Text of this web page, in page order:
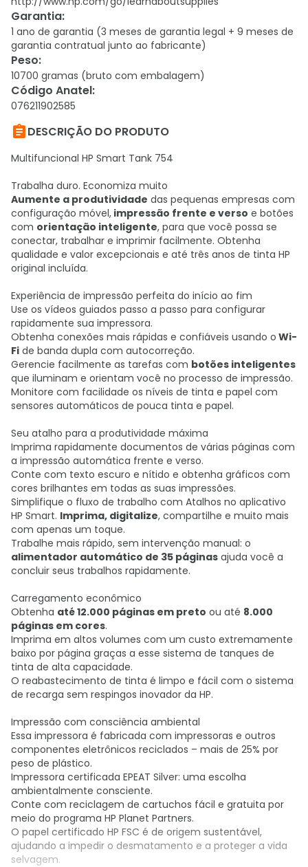
Garantia:
1 ano de garantia (3 meses de garantia legal + 9 meses de
garantia contratual junto ao fabricante)
Peso:
10700 gramas (bruto com embalagem)
Código Anatel:
076211902585
DESCRIÇÃO DO PRODUTO
Multifuncional HP Smart Tank 754
Trabalha duro. Economiza muito
Aumente a produtividade das pequenas empresas com
configuração móvel, impressão frente e verso e botões
com orientação inteligente, para que você possa se
conectar, trabalhar e imprimir facilmente. Obtenha
qualidade e valor excepcionais e até três anos de tinta HP
original incluída.
Experiência de impressão perfeita do início ao fim
Use os vídeos guiados passo a passo para configurar
rapidamente sua impressora.
Obtenha conexões mais rápidas e confiáveis usando o Wi-
Fi de banda dupla com autocorreção.
Gerencie facilmente as tarefas com botões inteligentes
que iluminam e orientam você no processo de impressão.
Monitore com facilidade os níveis de tinta e papel com
sensores automáticos de pouca tinta e papel.
Seu atalho para a produtividade máxima
Imprima rapidamente documentos de várias páginas com
a impressão automática frente e verso.
Conte com texto escuro e nítido e obtenha gráficos com
cores brilhantes em todas as suas impressões.
Simplifique o fluxo de trabalho com Atalhos no aplicativo
HP Smart. Imprima, digitalize, compartilhe e muito mais
com apenas um toque.
Trabalhe mais rápido, sem intervenção manual: o
alimentador automático de 35 páginas ajuda você a
concluir seus trabalhos rapidamente.
Carregamento econômico
Obtenha até 12.000 páginas em preto ou até 8.000
páginas em cores.
Imprima em altos volumes com um custo extremamente
baixo por página graças a esse sistema de tanques de
tinta de alta capacidade.
O reabastecimento de tinta é limpo e fácil com o sistema
de recarga sem respingos inovador da HP.
Impressão com consciência ambiental
Essa impressora é fabricada com impressoras e outros
componentes eletrônicos reciclados – mais de 25% por
peso de plástico.
Impressora certificada EPEAT Silver: uma escolha
ambientalmente consciente.
Conte com reciclagem de cartuchos fácil e gratuita por
meio do programa HP Planet Partners.
O papel certificado HP FSC é de origem sustentável,
ajudando a impedir o desmatamento e a proteger a vida
selvagem.